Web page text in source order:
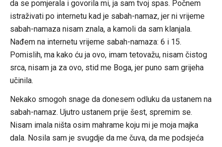
da se pomjerala i govorila mi, ja sam tvoj spas. Počnem
istraživati po internetu kad je sabah-namaz, jer ni vrijeme
sabah-namaza nisam znala, a kamoli da sam klanjala.
Nađem na internetu vrijeme sabah-namaza: 6 i 15.
Pomislih, ma kako ću ja ovo, imam tetovažu, nisam čistog
srca, nisam ja za ovo, stid me Boga, jer puno sam grijeha
učinila.
Nekako smogoh snage da donesem odluku da ustanem na
sabah-namaz. Ujutro ustanem prije šest, spremim se.
Nisam imala ništa osim mahrame koju mi je moja majka
dala. Nosila sam je svugdje da me čuva, da me podsjeća